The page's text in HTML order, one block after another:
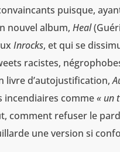
puisque,
nouvel album,Heal
Inrocks, et qui se
racistes,
livre d’autojustification,
incendiaires comme« un
comment refuser le
une version si